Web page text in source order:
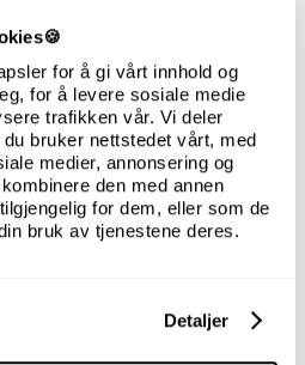
for å gi vårt innhold og
for å levere sosiale medie
trafikken vår. Vi deler
bruker nettstedet vårt, med
medier, annonsering og
den med annen
for dem, eller som de
bruk av tjenestene deres.
Detaljer